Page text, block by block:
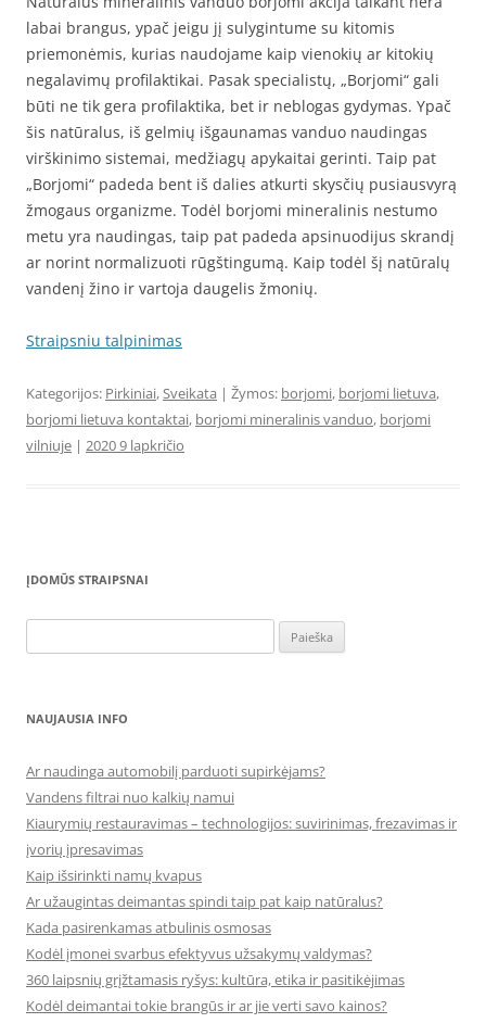
labai brangus, ypač jeigu jį sulygintume su kitomis
priemonėmis, kurias naudojame kaip vienokių ar kitokių
negalavimų profilaktikai. Pasak specialistų, „Borjomi“ gali
būti ne tik gera profilaktika, bet ir neblogas gydymas. Ypač
šis natūralus, iš gelmių išgaunamas vanduo naudingas
virškinimo sistemai, medžiagų apykaitai gerinti. Taip pat
„Borjomi“ padeda bent iš dalies atkurti skysčių pusiausvyrą
žmogaus organizme. Todėl borjomi mineralinis nestumo
metu yra naudingas, taip pat padeda apsinuodijus skrandį
ar norint normalizuoti rūgštingumą. Kaip todėl šį natūralų
vandenį žino ir vartoja daugelis žmonių.
Straipsniu talpinimas
Kategorijos: Pirkiniai,Sveikata | Žymos: borjomi, borjomi lietuva,
borjomi lietuva kontaktai, borjomi mineralinis vanduo, borjomi
vilniuje | 2020 9 lapkričio
ĮDOMŪS STRAIPSNAI
NAUJAUSIA INFO
Ar naudinga automobilį parduoti supirkėjams?
Vandens filtrai nuo kalkių namui
Kiaurymių restauravimas – technologijos: suvirinimas, frezavimas ir
įvorių įpresavimas
Kaip išsirinkti namų kvapus
Ar užaugintas deimantas spindi taip pat kaip natūralus?
Kada pasirenkamas atbulinis osmosas
Kodėl įmonei svarbus efektyvus užsakymų valdymas?
360 laipsnių grįžtamasis ryšys: kultūra, etika ir pasitikėjimas
Kodėl deimantai tokie brangūs ir ar jie verti savo kainos?